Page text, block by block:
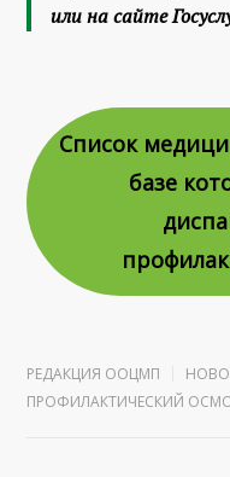
или на сайте
Список
базе
РЕДАКЦИЯ ООЦМП
ПРОФИЛАКТИЧЕСКИЙ